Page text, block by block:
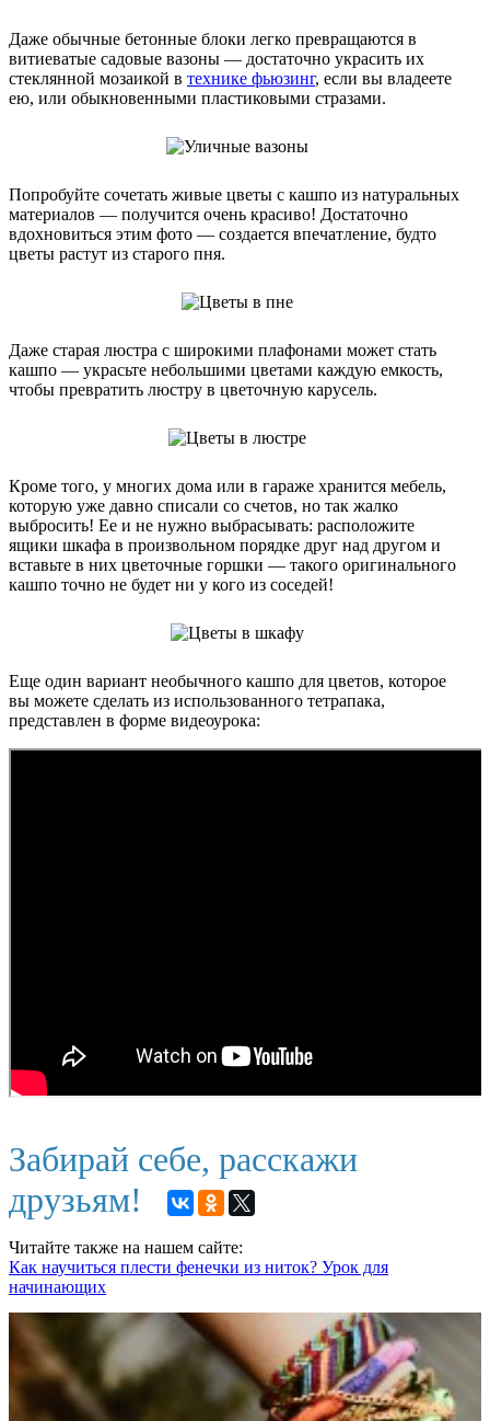
Даже обычные бетонные блоки легко превращаются в
витиеватые садовые вазоны — достаточно украсить их
стеклянной мозаикой в технике фьюзинг, если вы владеете
ею, или обыкновенными пластиковыми стразами.
Попробуйте сочетать живые цветы с кашпо из натуральных
материалов — получится очень красиво! Достаточно
вдохновиться этим фото — создается впечатление, будто
цветы растут из старого пня.
Даже старая люстра с широкими плафонами может стать
кашпо — украсьте небольшими цветами каждую емкость,
чтобы превратить люстру в цветочную карусель.
Кроме того, у многих дома или в гараже хранится мебель,
которую уже давно списали со счетов, но так жалко
выбросить! Ее и не нужно выбрасывать: расположите
ящики шкафа в произвольном порядке друг над другом и
вставьте в них цветочные горшки — такого оригинального
кашпо точно не будет ни у кого из соседей!
Еще один вариант необычного кашпо для цветов, которое
вы можете сделать из использованного тетрапака,
представлен в форме видеоурока:
Забирай себе, расскажи
друзьям!
Читайте также на нашем сайте:
Как научиться плести фенечки из ниток? Урок для
начинающих